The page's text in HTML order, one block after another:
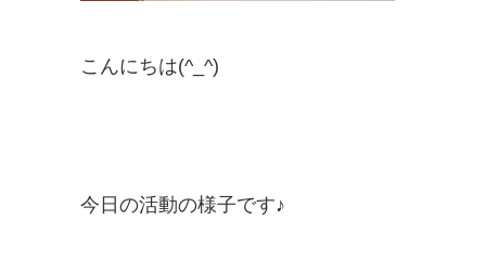
こんにちは(^_^)
今日の活動の様子です♪